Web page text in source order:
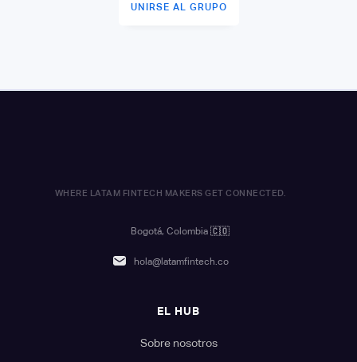
UNIRSE AL GRUPO
WHERE LATAM FINTECH MAKERS GET CONNECTED.
Bogotá, Colombia 🇨🇴
hola@latamfintech.co
EL HUB
Sobre nosotros